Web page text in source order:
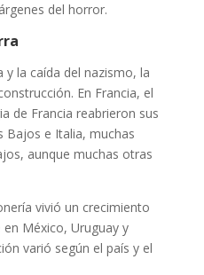
del horror.
y la caída del nazismo, la
En Francia, el
de Francia reabrieron sus
Bajos e Italia, muchas
aunque muchas otras
vivió un crecimiento
México, Uruguay y
varió según el país y el